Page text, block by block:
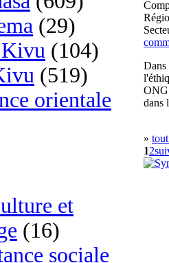
(29)
(104)
(519)
orientale
et
(16)
sociale
Dans
ONG
dans
»
12